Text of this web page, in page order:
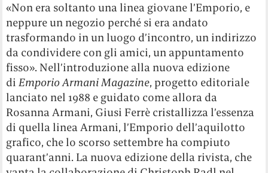
«Non era soltanto una linea giovane l’Emporio, e
neppure un negozio perché si era andato
trasformando in un luogo d’incontro, un indirizzo
da condividere con gli amici, un appuntamento
fisso». Nell’introduzione alla nuova edizione
diEmporio Armani Magazine, progetto editoriale
lanciato nel 1988 e guidato come allora da
Rosanna Armani, Giusi Ferrè cristallizza l’essenza
di quella linea Armani, l’Emporio dell’aquilotto
grafico, che lo scorso settembre ha compiuto
quarant’anni. La nuova edizione della rivista, che